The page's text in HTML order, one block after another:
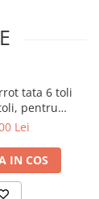
tata 6 toli
pentru
Lei
IN COS